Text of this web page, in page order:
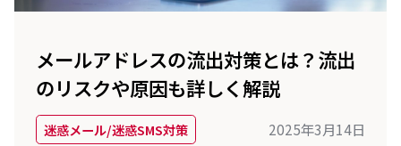
メールアドレスの流出対策とは？流出
のリスクや原因も詳しく解説
迷惑メール/迷惑SMS対策 2025年3月14日